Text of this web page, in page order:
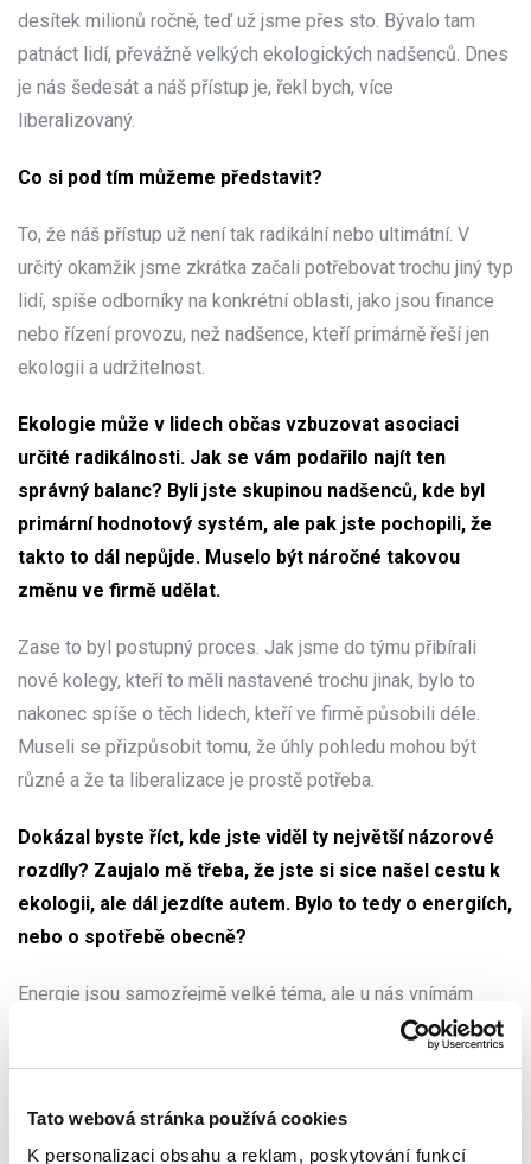
Tato webová stránka používá cookies
K personalizaci obsahu a reklam, poskytování funkcí
desítek milionů ročně, teď už jsme přes sto. Bývalo tam
patnáct lidí, převážně velkých ekologických nadšenců. Dnes
je nás šedesát a náš přístup je, řekl bych, více
liberalizovaný.
Co si pod tím můžeme představit?
To, že náš přístup už není tak radikální nebo ultimátní. V
určitý okamžik jsme zkrátka začali potřebovat trochu jiný typ
lidí, spíše odborníky na konkrétní oblasti, jako jsou finance
nebo řízení provozu, než nadšence, kteří primárně řeší jen
ekologii a udržitelnost.
Ekologie může v lidech občas vzbuzovat asociaci
určité radikálnosti. Jak se vám podařilo najít ten
správný balanc? Byli jste skupinou nadšenců, kde byl
primární hodnotový systém, ale pak jste pochopili, že
takto to dál nepůjde. Muselo být náročné takovou
změnu ve firmě udělat.
Zase to byl postupný proces. Jak jsme do týmu přibírali
nové kolegy, kteří to měli nastavené trochu jinak, bylo to
nakonec spíše o těch lidech, kteří ve firmě působili déle.
Museli se přizpůsobit tomu, že úhly pohledu mohou být
různé a že ta liberalizace je prostě potřeba.
Dokázal byste říct, kde jste viděl ty největší názorové
rozdíly? Zaujalo mě třeba, že jste si sice našel cestu k
ekologii, ale dál jezdíte autem. Bylo to tedy o energiích,
nebo o spotřebě obecně?
Energie jsou samozřejmě velké téma, ale u nás vnímám
největší polarizaci u samotných produktů, které vyrábíme.
debaty o tom, jak může být daný produkt komerčně úspěšný.